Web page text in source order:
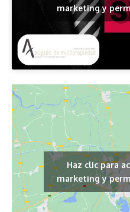
marketing y
Haz clic para
marketing y